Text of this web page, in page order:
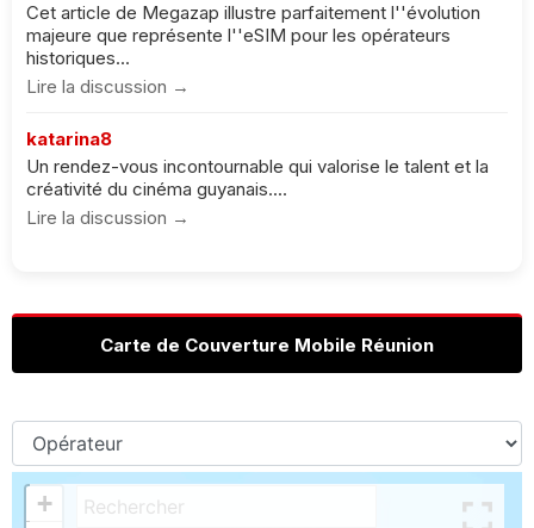
Cet article de Megazap illustre parfaitement l''évolution
majeure que représente l''eSIM pour les opérateurs
historiques...
Lire la discussion →
katarina8
Un rendez-vous incontournable qui valorise le talent et la
créativité du cinéma guyanais....
Lire la discussion →
Carte de Couverture Mobile Réunion